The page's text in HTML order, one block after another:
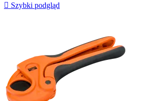
 Szybki podgląd